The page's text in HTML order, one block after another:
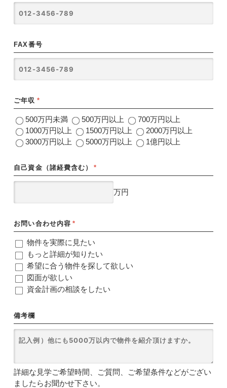
FAX番号
ご年収 *
500万円未満 500万円以上
700万円以上
1000万円以上
1500万円以上
2000万円以上
3000万円以上
5000万円以上 1億円以上
自己資金（諸経費含む） *
万円
お問い合わせ内容 *
物件を実際に見たい
もっと詳細が知りたい
希望に合う物件を探して欲しい
図面が欲しい
資金計画の相談をしたい
備考欄
詳細な見学ご希望時間、ご質問、ご希望条件などがござい
ましたらお聞かせ下さい。